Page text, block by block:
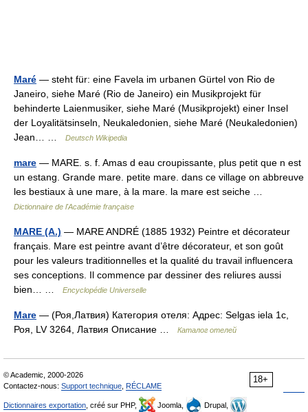
Maré — steht für: eine Favela im urbanen Gürtel von Rio de
Janeiro, siehe Maré (Rio de Janeiro) ein Musikprojekt für
behinderte Laienmusiker, siehe Maré (Musikprojekt) einer Insel
der Loyalitätsinseln, Neukaledonien, siehe Maré (Neukaledonien)
Jean… …
Deutsch Wikipedia
mare — MARE. s. f. Amas d eau croupissante, plus petit que n est
un estang. Grande mare. petite mare. dans ce village on abbreuve
les bestiaux à une mare, à la mare. la mare est seiche …
Dictionnaire de l'Académie française
MARE (A.) — MARE ANDRÉ (1885 1932) Peintre et décorateur
français. Mare est peintre avant d’être décorateur, et son goût
pour les valeurs traditionnelles et la qualité du travail influencera
ses conceptions. Il commence par dessiner des reliures aussi
bien… …
Encyclopédie Universelle
Mare — (Роя,Латвия) Категория отеля: Адрес: Selgas iela 1c,
Роя, LV 3264, Латвия Описание …
Каталог отелей
18+
© Academic, 2000-2026
Contactez-nous: Support technique RÉCLAME
Dictionnaires exportation , créé sur PHP, Joomla, Drupal,